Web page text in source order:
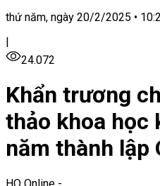
thứ năm, ngày 20/2/2025 •
|
24.072
Khẩn trương
thảo khoa học
năm thành lập